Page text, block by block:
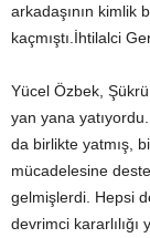
arkadaşının kimlik
kaçmıştı.İhtilalci
Yücel Özbek,
yan yana
da birlikte yatmış,
mücadelesine
gelmişlerdi. Hepsi
devrimci kararlılığı